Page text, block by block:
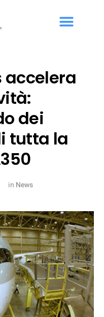
accelera
dei
tutta la
in News